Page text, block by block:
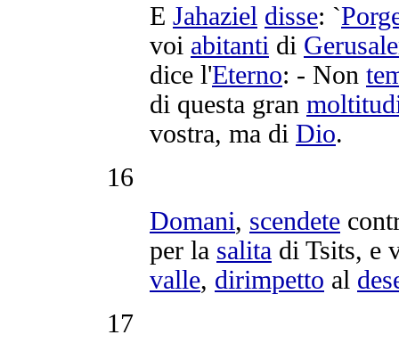
E Jahaziel disse: `
voi abitanti di
dice l'Eterno: - Non
di questa gran
vostra, ma di Dio.
16
Domani, scendete
per la salita di Tsits, e
valle, dirimpetto al
17